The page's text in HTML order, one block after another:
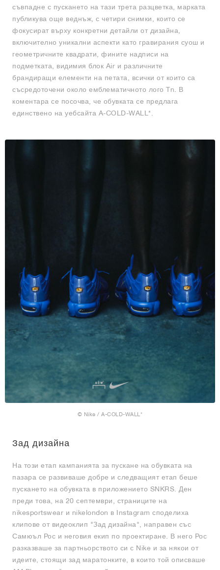
съвпадне с пускането на тази трета разцветка, марката
публикува още веднъж, с четири снимки, които се
фокусират върху конкретни детайли от дизайна,
включително уникални аспекти като гравирания суош и
геометричните квадрати, фините надписи на
подметката, видимия блок Air и различните
брандиращи елементи на петата, всички от които са
съсредоточени около емблематичното лого Tn. В
коментара се посочва, че обувката се предлага
единствено на уебсайта A-COLD-WALL*.
© Nike / A-COLD-WALL*
Зад дизайна
На този етап кампанията за пускане на обувката на
пазара се развиваше добре и следващият етап беше
пускането на обувката в приложението SNKRS. Ден
преди това, на 20 септември, страниците на
nikesportswear и nikelondon в Instagram споделиха
клипове от видеоклип "Зад дизайна", направен със
Самюъл Рос и неговия екип по проектиране. В него Рос
разказваше за партньорството си с Nike и за някои от
идеите, стоящи зад маратонките, в които той описваше